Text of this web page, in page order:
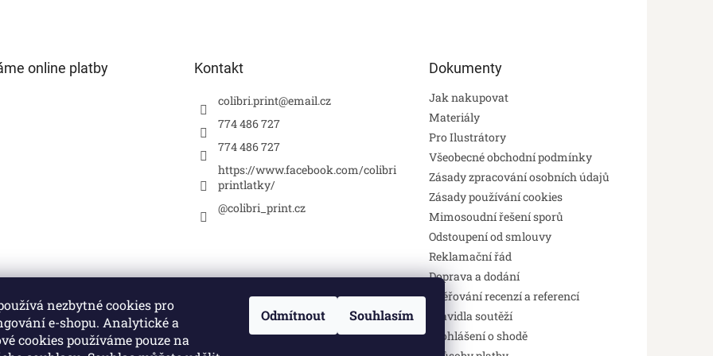
nezbytné cookies pro
e-shopu. Analytické a
cookies používáme pouze na
Odmítnout Souhlasím
online platby Kontakt
colibri.print@email.cz
774 486 727
774 486 727
https://www.facebook.com/colibri
printlatky/
@colibri_print.cz
Dokumenty
Jak nakupovat
Materiály
Pro Ilustrátory
Všeobecné obchodní podmínky
Zásady zpracování osobních údajů
Zásady používání cookies
Mimosoudní řešení sporů
Odstoupení od smlouvy
Reklamační řád
Doprava a dodání
Ověřování recenzí a referencí
Pravidla soutěží
Prohlášení o shodě